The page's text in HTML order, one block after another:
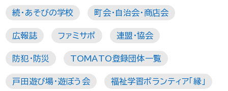
続・あそびの学校 町会・自治会・商店会
広報誌 ファミサポ 連盟・協会
防犯・防災 TOMATO登録団体一覧
戸田遊び場・遊ぼう会 福祉学習ボランティア「縁」